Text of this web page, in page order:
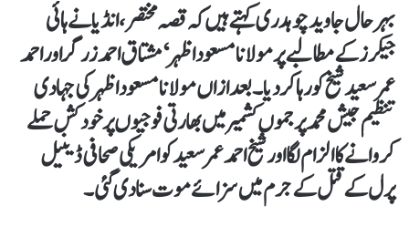
بہرحال جاوید چوہدری کہتے ہیں کہ قصہ مختصر، انڈیا نے ہائی
جیکرز کے مطالبے پر مولانا مسعود اظہر‘ مشتاق احمد زرگر اور احمد
عمر سعید شیخ کو رہا کر دیا۔ بعد ازاں مولانا مسعود اظہر کی جہادی
تنظیم جیش محمد پر جموں کشمیر میں بھارتی فوجیوں پر خودکش حملے
کروانے کا الزام لگا اور شیخ احمد عمر سعید کو امریکی صحافی ڈینیل
پرل کے قتل کے جرم میں سزائے موت سنا دی گئی۔